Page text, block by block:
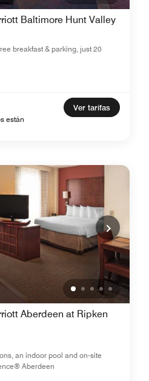
Baltimore Hunt Valley
breakfast & parking, just 20
están
Ver tarifas
Aberdeen at Ripken
an indoor pool and on-site
Aberdeen